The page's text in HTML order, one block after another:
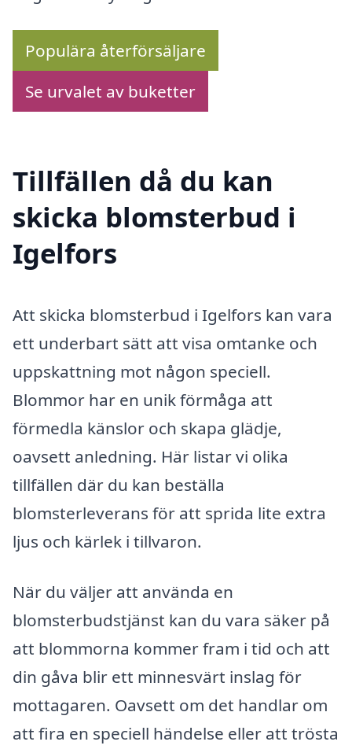
Populära återförsäljare
Se urvalet av buketter
Tillfällen då du kan
skicka blomsterbud i
Igelfors
Att skicka blomsterbud i Igelfors kan vara
ett underbart sätt att visa omtanke och
uppskattning mot någon speciell.
Blommor har en unik förmåga att
förmedla känslor och skapa glädje,
oavsett anledning. Här listar vi olika
tillfällen där du kan beställa
blomsterleverans för att sprida lite extra
ljus och kärlek i tillvaron.
När du väljer att använda en
blomsterbudstjänst kan du vara säker på
att blommorna kommer fram i tid och att
din gåva blir ett minnesvärt inslag för
mottagaren. Oavsett om det handlar om
att fira en speciell händelse eller att trösta